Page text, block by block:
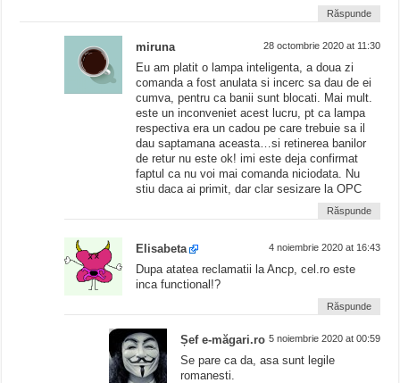
Răspunde
miruna 28 octombrie 2020 at 11:30
Eu am platit o lampa inteligenta, a doua zi
comanda a fost anulata si incerc sa dau de ei
cumva, pentru ca banii sunt blocati. Mai mult.
este un inconveniet acest lucru, pt ca lampa
respectiva era un cadou pe care trebuie sa il
dau saptamana aceasta…si retinerea banilor
de retur nu este ok! imi este deja confirmat
faptul ca nu voi mai comanda niciodata. Nu
stiu daca ai primit, dar clar sesizare la OPC
Răspunde
Elisabeta 4 noiembrie 2020 at 16:43
Dupa atatea reclamatii la Ancp, cel.ro este
inca functional!?
Răspunde
Șef e-măgari.ro 5 noiembrie 2020 at 00:59
Se pare ca da, asa sunt legile
romanesti.